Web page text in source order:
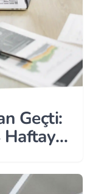
Geçti: